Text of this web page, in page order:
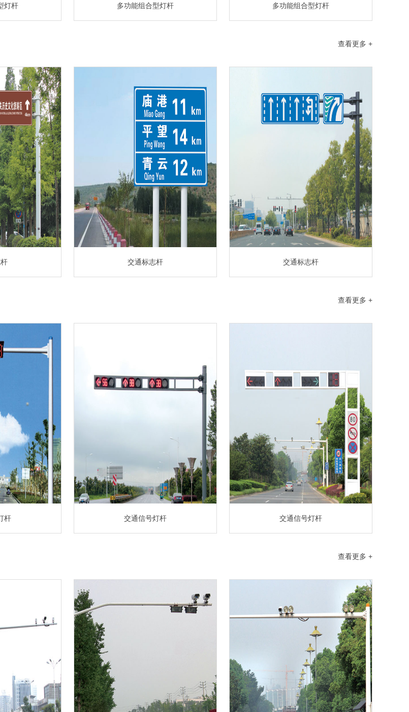
灯杆 多功能组合型灯杆 多功能组合型灯杆
查看更多 +
交通标志杆 交通标志杆
查看更多 +
杆 交通信号灯杆 交通信号灯杆
查看更多 +